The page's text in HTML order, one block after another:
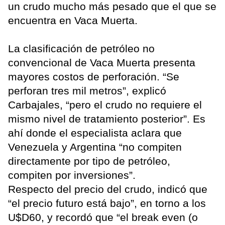
un crudo mucho más pesado que el que se
encuentra en Vaca Muerta.
La clasificación de petróleo no
convencional de Vaca Muerta presenta
mayores costos de perforación. “Se
perforan tres mil metros”, explicó
Carbajales, “pero el crudo no requiere el
mismo nivel de tratamiento posterior”. Es
ahí donde el especialista aclara que
Venezuela y Argentina “no compiten
directamente por tipo de petróleo,
compiten por inversiones”.
Respecto del precio del crudo, indicó que
“el precio futuro está bajo”, en torno a los
U$D60, y recordó que “el break even (o